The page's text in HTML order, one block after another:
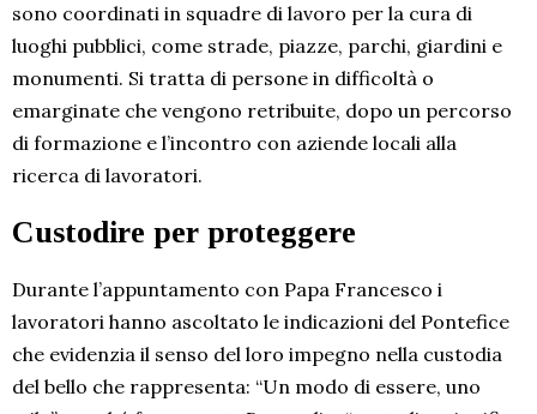
sono coordinati in squadre di lavoro per la cura di
luoghi pubblici, come strade, piazze, parchi, giardini e
monumenti. Si tratta di persone in difficoltà o
emarginate che vengono retribuite, dopo un percorso
di formazione e l’incontro con aziende locali alla
ricerca di lavoratori.
Custodire per proteggere
Durante l’appuntamento con Papa Francesco i
lavoratori hanno ascoltato le indicazioni del Pontefice
che evidenzia il senso del loro impegno nella custodia
del bello che rappresenta: “Un modo di essere, uno